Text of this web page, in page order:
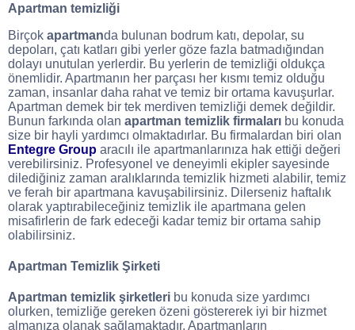
Apartman temizliği
Birçok apartmanda bulunan bodrum katı, depolar, su
depoları, çatı katları gibi yerler göze fazla batmadığından
dolayı unutulan yerlerdir. Bu yerlerin de temizliği oldukça
önemlidir. Apartmanın her parçası her kısmı temiz olduğu
zaman, insanlar daha rahat ve temiz bir ortama kavuşurlar.
Apartman demek bir tek merdiven temizliği demek değildir.
Bunun farkında olan apartman temizlik firmaları bu konuda
size bir hayli yardımcı olmaktadırlar. Bu firmalardan biri olan
Entegre Group aracılı ile apartmanlarınıza hak ettiği değeri
verebilirsiniz. Profesyonel ve deneyimli ekipler sayesinde
dilediğiniz zaman aralıklarında temizlik hizmeti alabilir, temiz
ve ferah bir apartmana kavuşabilirsiniz. Dilerseniz haftalık
olarak yaptırabileceğiniz temizlik ile apartmana gelen
misafirlerin de fark edeceği kadar temiz bir ortama sahip
olabilirsiniz.
Apartman Temizlik Şirketi
Apartman temizlik şirketleri bu konuda size yardımcı
olurken, temizliğe gereken özeni göstererek iyi bir hizmet
almanıza olanak sağlamaktadır. Apartmanların